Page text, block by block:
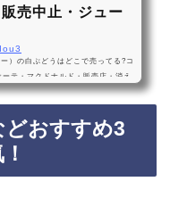
売中止・ジュー
）の白ぶどうはどこで売ってる?コ
テ・マクドナルド・販売店・消え
ない?2024年2月12日から復活販
年2月12日から、セブンイレブ
！店舗によっては売ってない店も
得に買えておすすめです！Qooの
どおすすめ3